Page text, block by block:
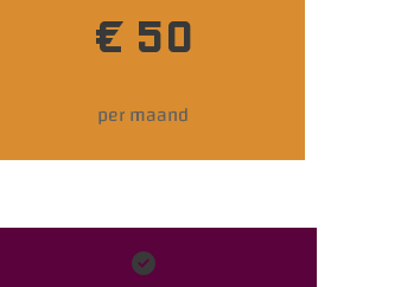
€ 50
per maand
